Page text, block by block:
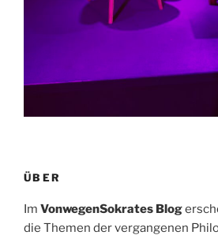
ÜBER
Im VonwegenSokrates Blog
die Themen der vergangenen